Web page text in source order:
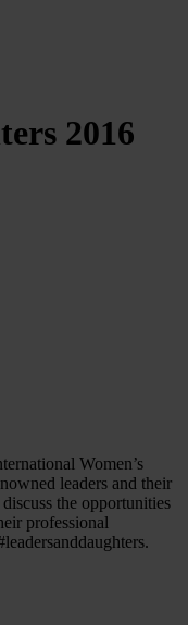
2016
Women’s
leaders and their
the opportunities
professional